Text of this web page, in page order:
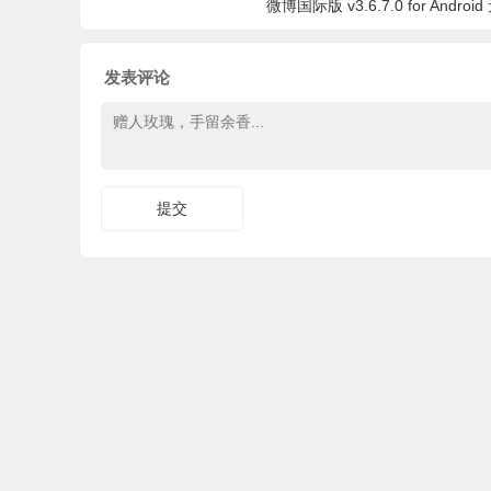
微博国际版 v3.6.7.0 for Android
发表评论